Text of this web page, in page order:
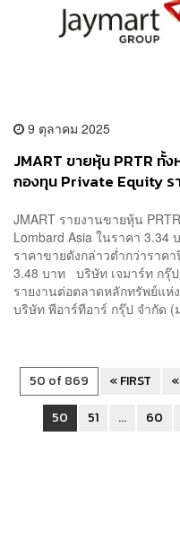
9 ตุลาคม 2025
JMART ขายหุ้น PRTR ทั้
กองทุน Private Equity ร
JMART รายงานขายหุ้น
Lombard Asia ในราคา
ราคาขายดังกล่าวต่ำกว่าราค
3.48 บาท บริษัท เจมาร์ท กรุ๊
รายงานต่อตลาดหลักทรัพย์แห่
บริษัท พีอาร์ทีอาร์ กรุ๊ป จำกัด
50 of 869 « FIRST «
50
51 ... 60